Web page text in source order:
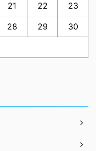
21 22 23
28 29 30